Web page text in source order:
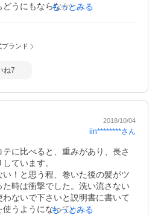
うにもならなかった広がりや、
サラツヤで気分もアガるので買
ードや本体の軽さに慣れている
もっとみる
ブランド
ね7
2018/10/04
iin********さん
に比べると、重みがあり、長さ
ています。
！と思う程、巻いた後の髪がツ
時は衝撃でした。洗い流さない
わないで下さいと説明書に書いて
うようになってからは使ってい
もっとみる